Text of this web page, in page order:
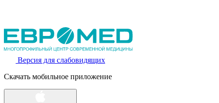
Версия для слабовидящих
Скачать мобильное приложение